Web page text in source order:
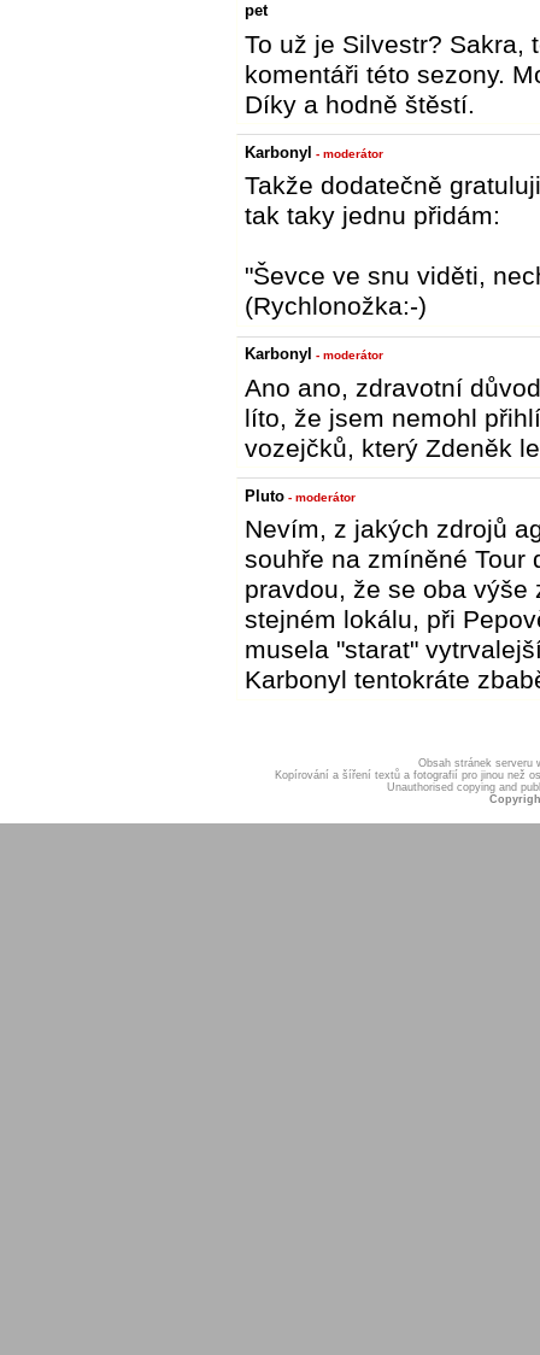
pet
To už je Silvestr? Sakra,
komentáři této sezony.
Díky a hodně štěstí.
Karbonyl - moderátor
Takže dodatečně
tak taky jednu přidám:
"Ševce ve snu viděti,
(Rychlonožka:-)
Karbonyl - moderátor
Ano ano, zdravotní
líto, že jsem nemohl
vozejčků, který Zdeněk
Pluto - moderátor
Nevím, z jakých zdrojů
souhře na zmíněné Tour
pravdou, že se oba
stejném lokálu, při
musela "starat"
Karbonyl tentokráte
Obsah stránek serveru
Kopírování a šíření textů a fotografií pro jinou než
Unauthorised copying and